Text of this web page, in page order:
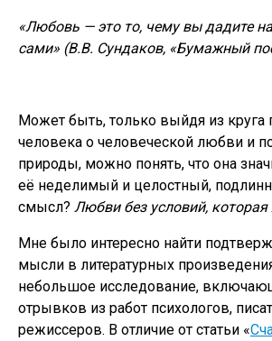
«Любовь — это то, чему вы дадите
сами» (В.В. Сундаков, «Бумажный
Может быть, только выйдя из круга
человека о человеческой любви и
природы, можно понять, что она
её неделимый и целостный,
смысл? Любви без условий, которая
Мне было интересно найти
мысли в литературных
небольшое исследование,
отрывков из работ психологов,
режиссеров. В отличие от статьи «